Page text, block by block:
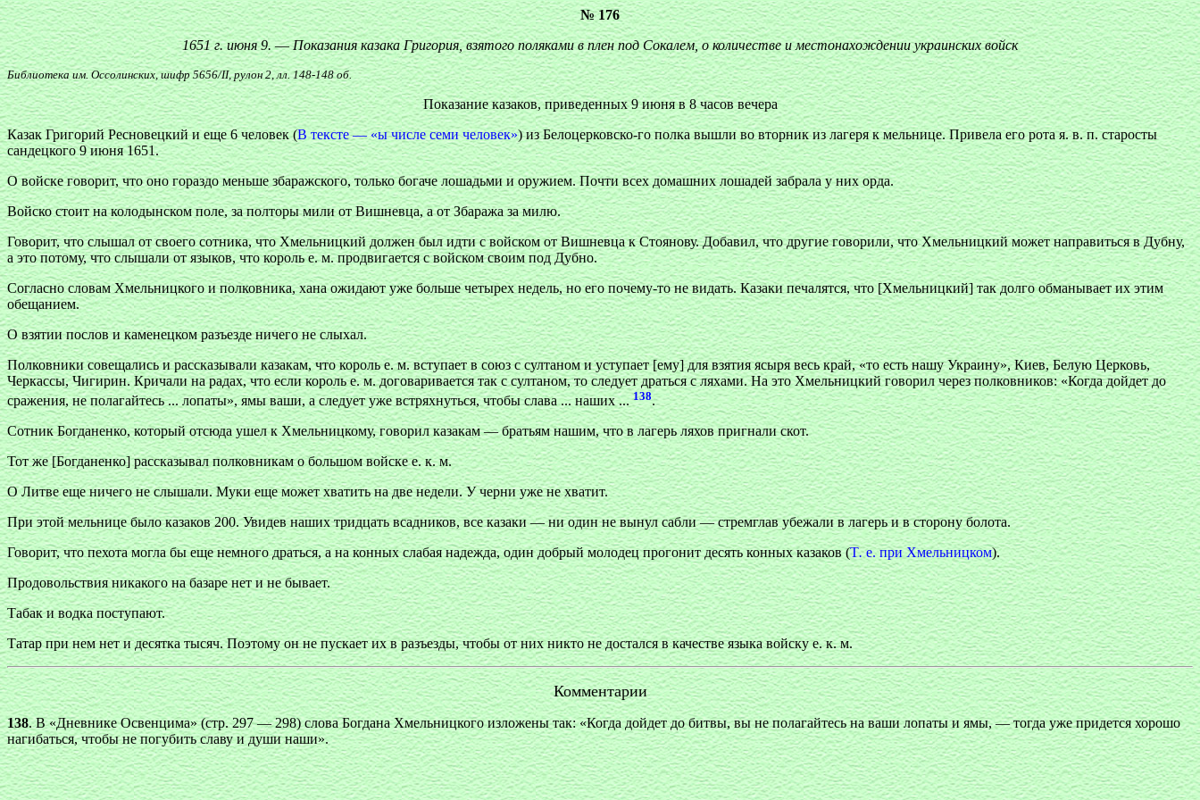
№ 176
1651 г. июня 9.—Показания казака Григория, взятого поляками в плен под Сокалем, о количестве и местонахождении украинских войск
Библиотека им. Оссолинских, шифр 5656/II, рулон 2, лл. 148-148 об.
Показание казаков, приведенных 9 июня в 8 часов вечера
Казак Григорий Ресновецкий и еще 6 человек (В тексте — «ы числе семи человек») из Белоцерковско-го полка вышли во вторник из лагеря к мельнице. Привела его рота я. в. п. старосты
сандецкого 9 июня 1651.
О войске говорит, что оно гораздо меньше збаражского, только богаче лошадьми и оружием. Почти всех домашних лошадей забрала у них орда.
Войско стоит на колодынском поле, за полторы мили от Вишневца, а от Збаража за милю.
Говорит, что слышал от своего сотника, что Хмельницкий должен был идти с войском от Вишневца к Стоянову. Добавил, что другие говорили, что Хмельницкий может направиться в Дубну,
а это потому, что слышали от языков, что король е. м. продвигается с войском своим под Дубно.
Согласно словам Хмельницкого и полковника, хана ожидают уже больше четырех недель, но его почему-то не видать. Казаки печалятся, что [Хмельницкий] так долго обманывает их этим
обещанием.
О взятии послов и каменецком разъезде ничего не слыхал.
Полковники совещались и рассказывали казакам, что король е. м. вступает в союз с султаном и уступает [ему] для взятия ясыря весь край, «то есть нашу Украину», Киев, Белую Церковь,
Черкассы, Чигирин. Кричали на радах, что если король е. м. договаривается так с султаном, то следует драться с ляхами. На это Хмельницкий говорил через полковников: «Когда дойдет до
сражения, не полагайтесь ... лопаты», ямы ваши, а следует уже встряхнуться, чтобы слава ... наших ...138.
Сотник Богданенко, который отсюда ушел к Хмельницкому, говорил казакам — братьям нашим, что в лагерь ляхов пригнали скот.
Тот же [Богданенко] рассказывал полковникам о большом войске е. к. м.
О Литве еще ничего не слышали. Муки еще может хватить на две недели. У черни уже не хватит.
При этой мельнице было казаков 200. Увидев наших тридцать всадников, все казаки — ни один не вынул сабли — стремглав убежали в лагерь и в сторону болота.
Говорит, что пехота могла бы еще немного драться, а на конных слабая надежда, один добрый молодец прогонит десять конных казаков (Т.е. при Хмельницком).
Продовольствия никакого на базаре нет и не бывает.
Табак и водка поступают.
Татар при нем нет и десятка тысяч. Поэтому он не пускает их в разъезды, чтобы от них никто не достался в качестве языка войску е. к. м.
Комментарии
138. В «Дневнике Освенцима» (стр. 297 — 298) слова Богдана Хмельницкого изложены так: «Когда дойдет до битвы, вы не полагайтесь на ваши лопаты и ямы, — тогда уже придется хорошо
нагибаться, чтобы не погубить славу и души наши».